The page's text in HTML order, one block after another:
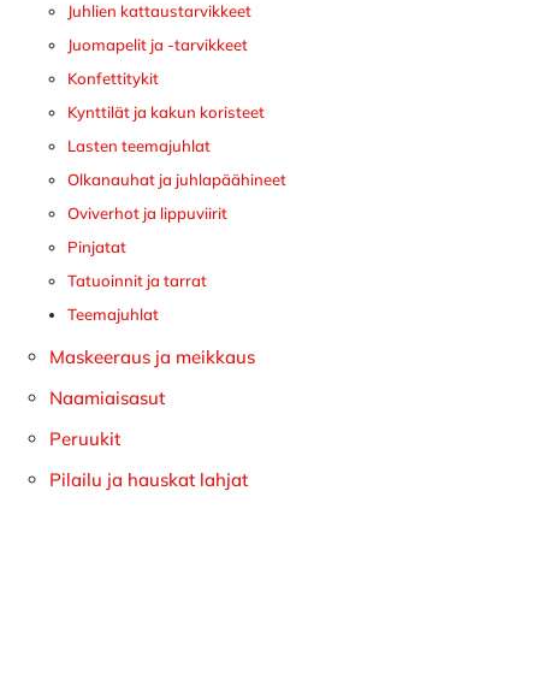
Juhlien kattaustarvikkeet
Juomapelit ja -tarvikkeet
Konfettitykit
Kynttilät ja kakun koristeet
Lasten teemajuhlat
Olkanauhat ja juhlapäähineet
Oviverhot ja lippuviirit
Pinjatat
Tatuoinnit ja tarrat
Teemajuhlat
Maskeeraus ja meikkaus
Naamiaisasut
Peruukit
Pilailu ja hauskat lahjat